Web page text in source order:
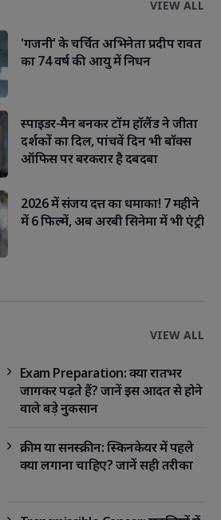
VIEW ALL
'गजनी' के चर्चित अभिनेता प्रदीप रावत
का 74 वर्ष की आयु में निधन
स्पाइडर-मैन बनकर टॉम हॉलैंड ने जीता
दर्शकों का दिल, पांचवें दिन भी बॉक्स
ऑफिस पर बरकरार है दबदबा
2026 में संजय दत्त का धमाका! 7 महीने
में 6 फिल्में, अब अरबी सिनेमा में भी एंट्री
VIEW ALL
Exam Preparation: क्या रातभर
जागकर पढ़ते हैं? जानें इस आदत से होने
वाले बड़े नुकसान
क्रीम या सनस्क्रीन: स्किनकेयर में पहले
क्या लगाना चाहिए? जानें सही तरीका